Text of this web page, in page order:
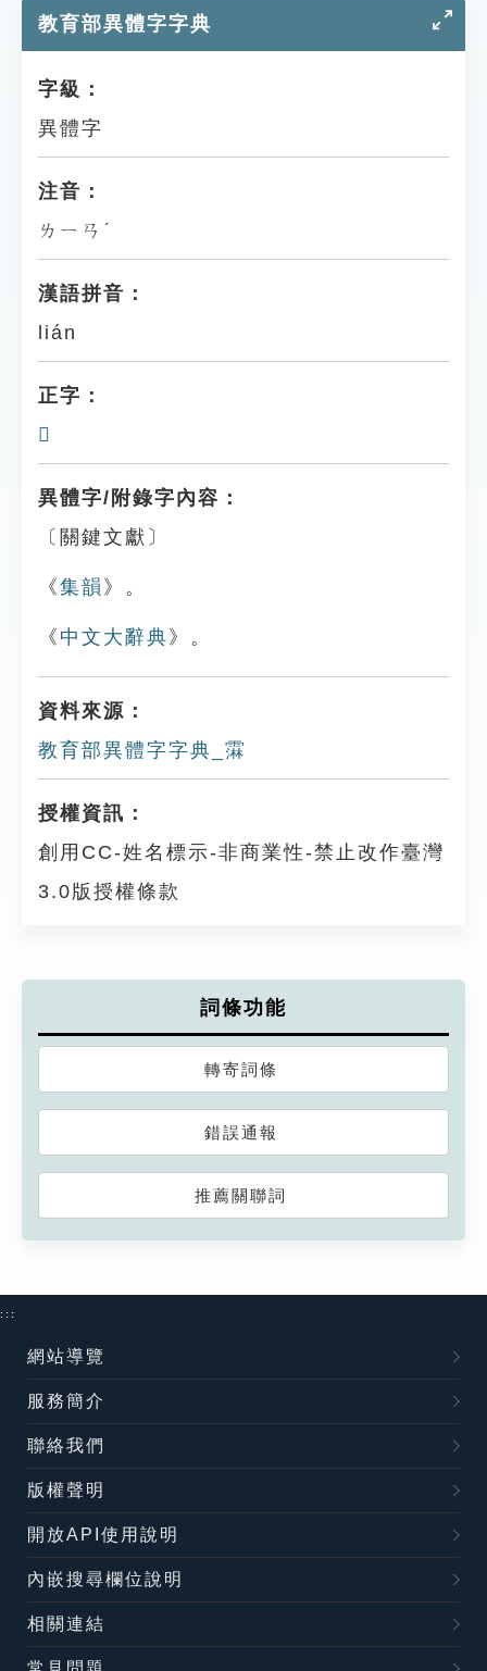
貓頭鷹博士
教育部異體字字典
字級：
異體字
注音：
ㄌㄧㄢˊ
漢語拼音：
lián
正字：
𩄡
異體字/附錄字內容：
〔關鍵文獻〕
《集韻 》。
《 中文大辭典 》。
資料來源：
教育部異體字字典_䨬
授權資訊：
創用CC-姓名標示-非商業性-禁止改作臺灣
3.0版授權條款
詞條功能
轉寄詞條
錯誤通報
推薦關聯詞
:::
網站導覽
服務簡介
聯絡我們
版權聲明
開放API使用說明
內嵌搜尋欄位說明
相關連結